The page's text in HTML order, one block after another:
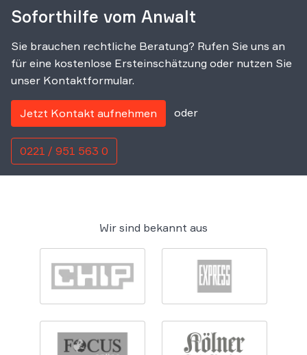
Soforthilfe vom Anwalt
Sie brauchen rechtliche Beratung? Rufen Sie uns an
für eine kostenlose Ersteinschätzung oder nutzen Sie
unser Kontaktformular.
Jetzt Kontakt aufnehmen oder
0221 / 951 563 0
Wir sind bekannt aus